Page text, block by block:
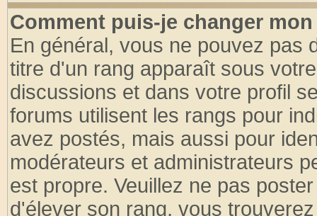
Comment puis-je changer
En général, vous ne pouvez pas
titre d'un rang apparaît sous
discussions et dans votre profil
forums utilisent les rangs pour
avez postés, mais aussi pour
modérateurs et administrateurs
est propre. Veuillez ne pas
d'élever son rang, vous